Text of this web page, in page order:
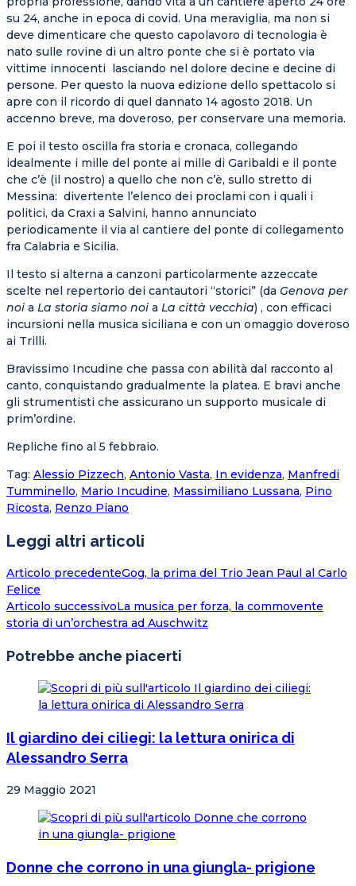
su 24, anche in epoca di covid. Una meraviglia, ma non si
deve dimenticare che questo capolavoro di tecnologia è
nato sulle rovine di un altro ponte che si è portato via
vittime innocenti lasciando nel dolore decine e decine di
persone. Per questo la nuova edizione dello spettacolo si
apre con il ricordo di quel dannato 14 agosto 2018. Un
accenno breve, ma doveroso, per conservare una memoria.
E poi il testo oscilla fra storia e cronaca, collegando
idealmente i mille del ponte ai mille di Garibaldi e il ponte
che c’è (il nostro) a quello che non c’è, sullo stretto di
Messina: divertente l’elenco dei proclami con i quali i
politici, da Craxi a Salvini, hanno annunciato
periodicamente il via al cantiere del ponte di collegamento
fra Calabria e Sicilia.
Il testo si alterna a canzoni particolarmente azzeccate
scelte nel repertorio dei cantautori “storici” (da Genova per
noi a La storia siamo noi a La città vecchia) , con efficaci
incursioni nella musica siciliana e con un omaggio doveroso
ai Trilli.
Bravissimo Incudine che passa con abilità dal racconto al
canto, conquistando gradualmente la platea. E bravi anche
gli strumentisti che assicurano un supporto musicale di
prim’ordine.
Repliche fino al 5 febbraio.
Tag: Alessio Pizzech, Antonio Vasta, In evidenza, Manfredi
Tumminello, Mario Incudine, Massimiliano Lussana, Pino
Ricosta, Renzo Piano
Leggi altri articoli
Articolo precedenteGog, la prima del Trio Jean Paul al Carlo
Felice
Articolo successivoLa musica per forza, la commovente
storia di un’orchestra ad Auschwitz
Potrebbe anche piacerti
Il giardino dei ciliegi: la lettura onirica di
Alessandro Serra
29 Maggio 2021
Donne che corrono in una giungla- prigione